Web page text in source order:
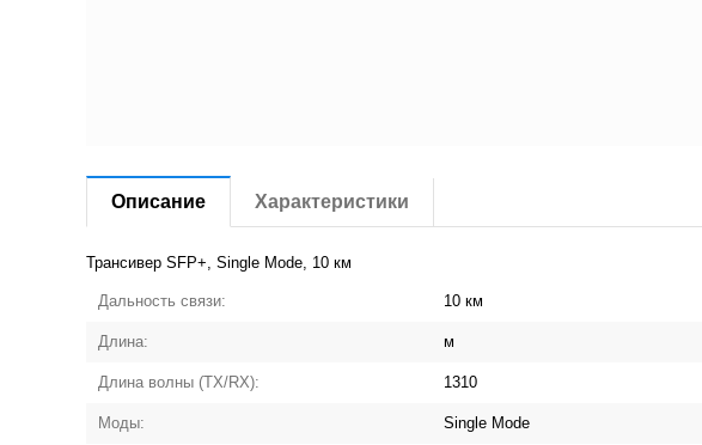
Описание Характеристики
Трансивер SFP+, Single Mode, 10 км
Дальность связи: 10 км
Длина: м
Длина волны (TX/RX): 1310
Моды: Single Mode